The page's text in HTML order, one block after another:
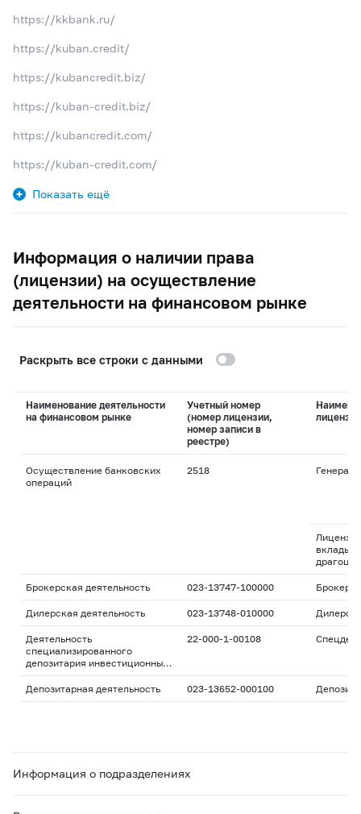
https://kkbank.ru/
https://kuban.credit/
https://kubancredit.biz/
https://kuban-credit.biz/
https://kubancredit.com/
https://kuban-credit.com/
Показать ещё
Информация о наличии права
(лицензии) на осуществление
деятельности на финансовом рынке
Раскрыть все строки с данными
Наименование деятельности
на финансовом рынке
Учетный номер
(номер лицензии,
номер записи в
реестре)
лицензии
Осуществление банковских
операций
2518
вклады
Брокерская деятельность 023-13747-100000
Дилерская деятельность 023-13748-010000
Деятельность
специализированного
депозитария инвестиционных
инвестиционных фондов и
22-000-1-00108
Депозитарная деятельность 023-13652-000100
Информация о подразделениях